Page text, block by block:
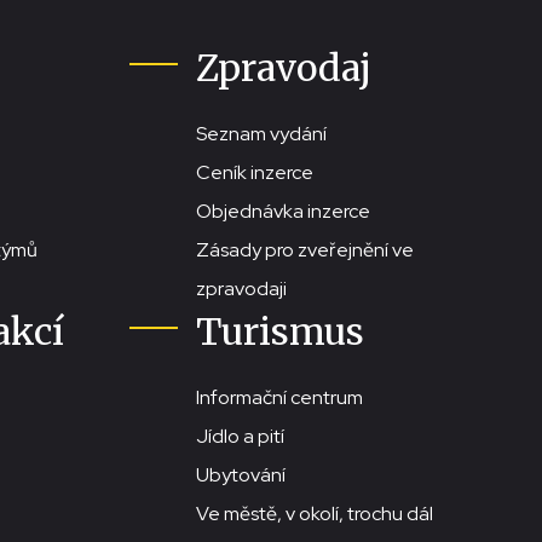
Zpravodaj
Seznam vydání
Ceník inzerce
Objednávka inzerce
Zásady pro zveřejnění ve
zpravodaji
Turismus
Informační centrum
Jídlo a pití
Ubytování
Ve městě, v okolí, trochu dál